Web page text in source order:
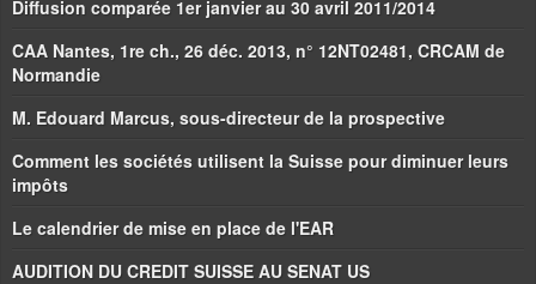
Diffusion comparée 1er janvier au 30 avril 2011/2014
CAA Nantes, 1re ch., 26 déc. 2013, n° 12NT02481, CRCAM de
Normandie
M. Edouard Marcus, sous-directeur de la prospective
Comment les sociétés utilisent la Suisse pour diminuer leurs
impôts
Le calendrier de mise en place de l'EAR
AUDITION DU CREDIT SUISSE AU SENAT US